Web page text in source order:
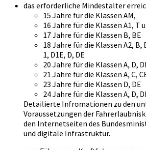
das erforderliche Mindestalter
15 Jahre für die Klassen AM,
16 Jahre für die Klassen A1, T
17 Jahre für die Klassen B, BE
18 Jahre für die Klassen A2, B,
1, D1E, D, DE
20 Jahre für die Klassen A, D,
21 Jahre für die Klassen A, C,
23 Jahre für die Klassen D, DE
24 Jahre für die Klassen A, D,
Detailierte Infromationen zu den
Voraussetzungen der
den Internetseiten des
und digitale Infrastruktur.